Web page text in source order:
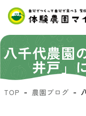
八千代農園
井戸」
TOP 農園ブログ